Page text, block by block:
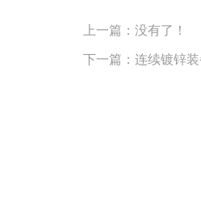
上一篇：没有了！
下一篇：连续镀锌